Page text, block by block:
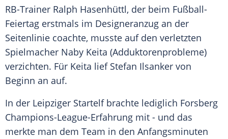
RB-Trainer Ralph Hasenhüttl, der beim Fußball-
Feiertag erstmals im Designeranzug an der
Seitenlinie coachte, musste auf den verletzten
Spielmacher Naby Keita (Adduktorenprobleme)
verzichten. Für Keita lief Stefan Ilsanker von
Beginn an auf.
In der Leipziger Startelf brachte lediglich Forsberg
Champions-League-Erfahrung mit - und das
merkte man dem Team in den Anfangsminuten